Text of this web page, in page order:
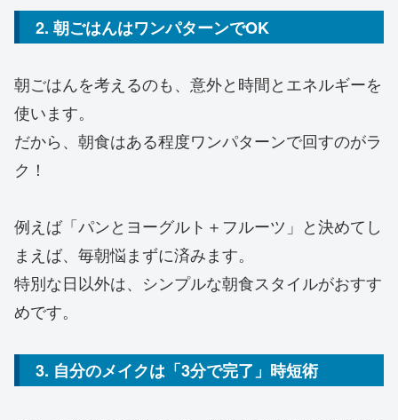
2. 朝ごはんはワンパターンでOK
朝ごはんを考えるのも、意外と時間とエネルギーを
使います。
だから、朝食はある程度ワンパターンで回すのがラ
ク！
例えば「パンとヨーグルト＋フルーツ」と決めてし
まえば、毎朝悩まずに済みます。
特別な日以外は、シンプルな朝食スタイルがおすす
めです。
3. 自分のメイクは「3分で完了」時短術